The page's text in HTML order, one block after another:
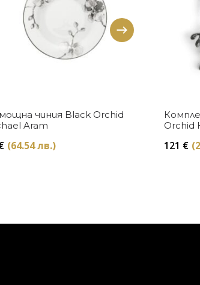
Купи
чиния Black Orchid
Aram
(64.54 лв.)
Orchid
121 €